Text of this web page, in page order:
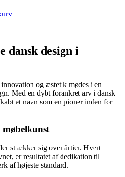
dansk design i
og æstetik mødes i en
Med en dybt forankret arv i dansk
et navn som en pioner inden for
møbelkunst
strækker sig over årtier. Hvert
er resultatet af dedikation til
af højeste standard.